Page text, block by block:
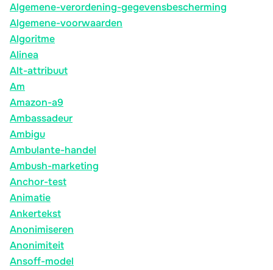
Algemene-verordening-gegevensbescherming
Algemene-voorwaarden
Algoritme
Alinea
Alt-attribuut
Am
Amazon-a9
Ambassadeur
Ambigu
Ambulante-handel
Ambush-marketing
Anchor-test
Animatie
Ankertekst
Anonimiseren
Anonimiteit
Ansoff-model